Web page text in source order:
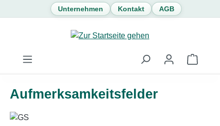
Zum Hauptinhalt springen
Unternehmen Kontakt AGB
Aufmerksamkeitsfelder